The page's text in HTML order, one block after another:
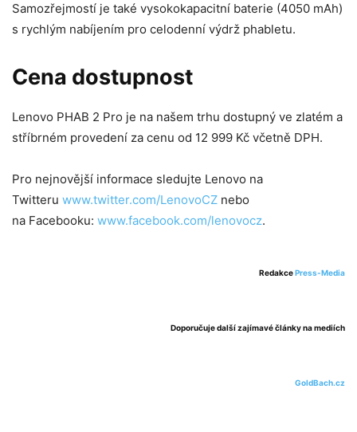
Samozřejmostí je také vysokokapacitní baterie (4050 mAh)
s rychlým nabíjením pro celodenní výdrž phabletu.
Cena dostupnost
Lenovo PHAB 2 Pro je na našem trhu dostupný ve zlatém a
stříbrném provedení za cenu od 12 999 Kč včetně DPH.
Pro nejnovější informace sledujte Lenovo na
Twitteru www.twitter.com/LenovoCZ nebo
na Facebooku: www.facebook.com/lenovocz.
RedakcePress-Media
Doporučuje další zajímavé články na mediích
GoldBach.cz